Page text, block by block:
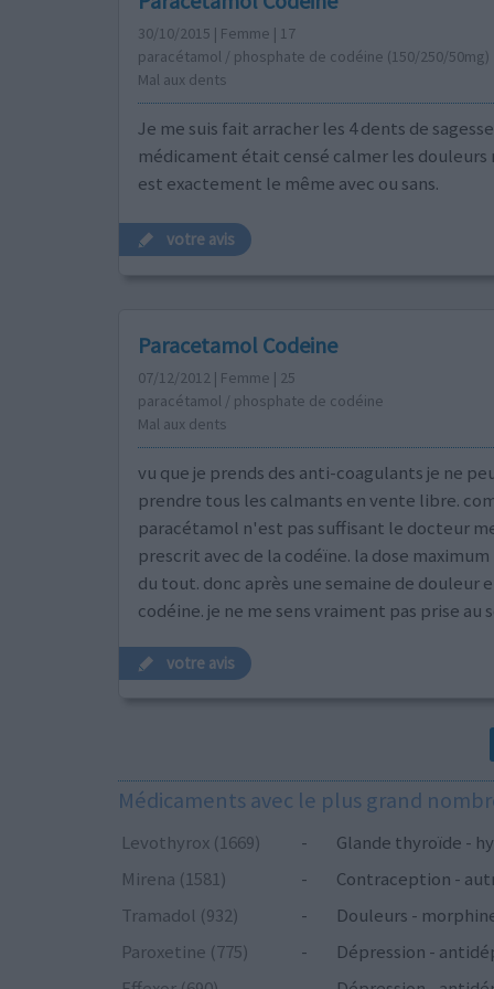
30/10/2015 | Femme | 17
paracétamol / phosphate de codéine (150/250/50mg)
Mal aux dents
Je me suis fait arracher les 4 dents de
médicament était censé calmer les
est exactement le même avec ou sans.
votre avis
Paracetamol Codeine
07/12/2012 | Femme | 25
paracétamol / phosphate de codéine
Mal aux dents
vu que je prends des anti-coagulants je ne
prendre tous les calmants en vente libre.
paracétamol n'est pas suffisant le docteur
prescrit avec de la codéïne. la dose
du tout. donc après une semaine de douleur
codéine. je ne me sens vraiment pas prise au
votre avis
Médicaments avec le plus grand
Levothyrox (1669) -
Glande thyroïde -
Mirena (1581)
-
Contraception -
Tramadol (932)
-
Douleurs -
Paroxetine (775)
-
Dépression -